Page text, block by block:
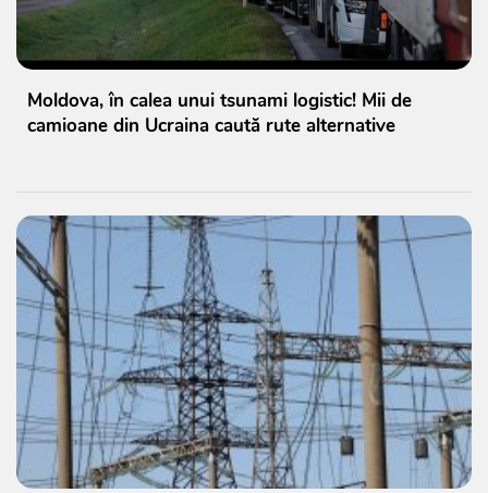
Moldova, în calea unui tsunami logistic! Mii de
camioane din Ucraina caută rute alternative